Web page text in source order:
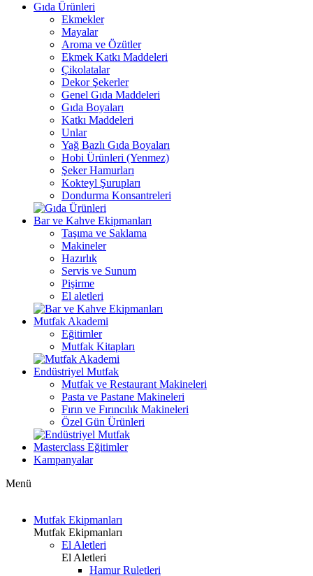
Gıda Ürünleri
Ekmekler
Mayalar
Aroma ve Özütler
Ekmek Katkı Maddeleri
Çikolatalar
Dekor Şekerler
Genel Gıda Maddeleri
Gıda Boyaları
Katkı Maddeleri
Unlar
Yağ Bazlı Gıda Boyaları
Hobi Ürünleri (Yenmez)
Şeker Hamurları
Kokteyl Şurupları
Dondurma Konsantreleri
Bar ve Kahve Ekipmanları
Taşıma ve Saklama
Makineler
Hazırlık
Servis ve Sunum
Pişirme
El aletleri
Mutfak Akademi
Eğitimler
Mutfak Kitapları
Endüstriyel Mutfak
Mutfak ve Restaurant Makineleri
Pasta ve Pastane Makineleri
Fırın ve Fırıncılık Makineleri
Özel Gün Ürünleri
Masterclass Eğitimler
Kampanyalar
Menü
Mutfak Ekipmanları
Mutfak Ekipmanları
El Aletleri
El Aletleri
Hamur Ruletleri